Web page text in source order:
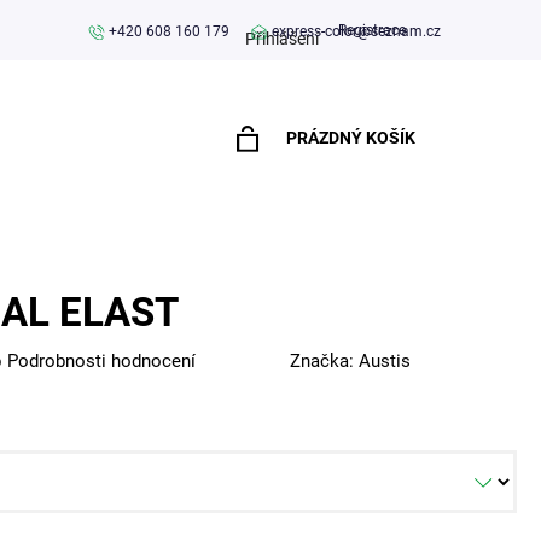
Přihlášení Registrace
+420 608 160 179 express-color@seznam.cz
PRÁZDNÝ KOŠÍK
ELAST
Podrobnosti hodnocení Značka: Austis